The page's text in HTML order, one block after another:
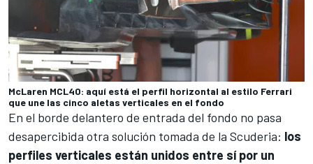
McLaren MCL40: aquí está el perfil horizontal al estilo Ferrari
que une las cinco aletas verticales en el fondo
En el borde delantero de entrada del fondo no pasa
desapercibida otra solución tomada de la Scuderia: los
perfiles verticales están unidos entre sí por un